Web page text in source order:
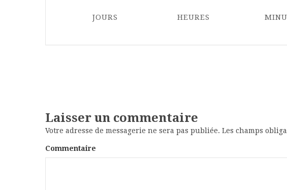
JOURS HEURES
Laisser un commentaire
Votre adresse de messagerie ne sera pas publiée. Les champs
Commentaire